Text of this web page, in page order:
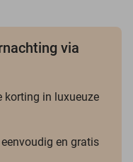
via
korting in luxueuze
en gratis